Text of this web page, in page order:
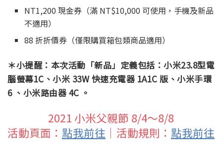
NT1,200 現金券（滿 NT$10,000 可使用，手機及新品
不適用）
88 折折價券（僅限購買箱包類商品適用）
＊小提醒：本次活動「新品」定義包括：小米23.8型電
腦螢幕1C、小米 33W 快速充電器 1A1C 版、小米手環
6 、小米路由器 4C 。
2021 小米父親節 8/4～8/8
活動頁面： 點我前往 ｜活動規則： 點我前往